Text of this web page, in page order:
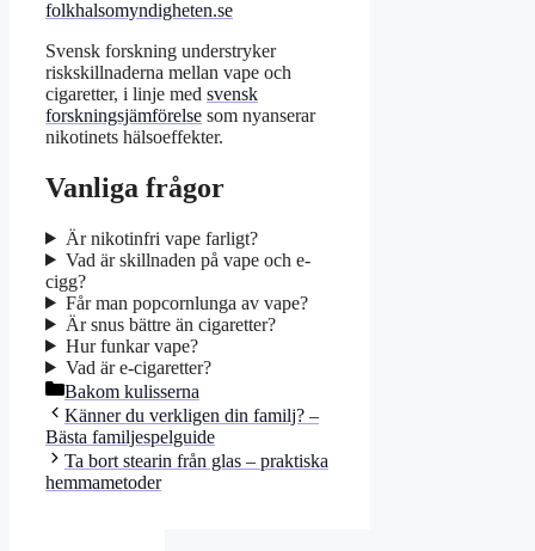
folkhalsomyndigheten.se
Svensk forskning understryker
riskskillnaderna mellan vape och
cigaretter, i linje med svensk
forskningsjämförelse som nyanserar
nikotinets hälsoeffekter.
Vanliga frågor
Är nikotinfri vape farligt?
Vad är skillnaden på vape och e-
cigg?
Får man popcornlunga av vape?
Är snus bättre än cigaretter?
Hur funkar vape?
Vad är e-cigaretter?
Kategorier
Bakom kulisserna
Känner du verkligen din familj? –
Bästa familjespelguide
Ta bort stearin från glas – praktiska
hemmametoder